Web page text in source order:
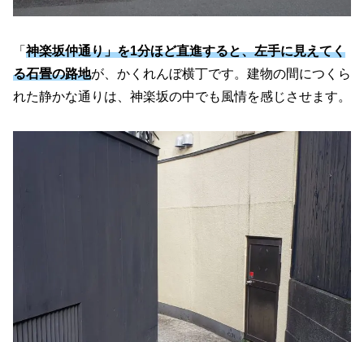
「神楽坂仲通り」を1分ほど直進すると、左手に見えてく
る石畳の路地が、かくれんぼ横丁です。建物の間につくら
れた静かな通りは、神楽坂の中でも風情を感じさせます。